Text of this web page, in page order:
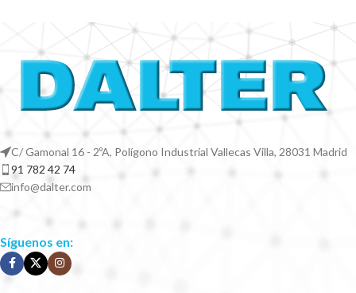
C/ Gamonal 16 - 2ºA, Polígono Industrial Vallecas Villa, 28031 Madrid
91 782 42 74
info@dalter.com
Síguenos en: